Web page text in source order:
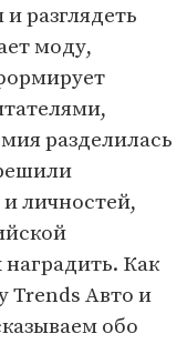
разглядеть
моду,
разделилась
личностей,
Как
Trends Авто и
обо